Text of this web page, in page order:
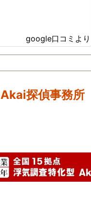
google口コミより
Akai探偵事務所